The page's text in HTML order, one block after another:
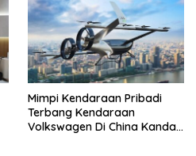
Mimpi Kendaraan Pribadi
Terbang Kendaraan
Volkswagen Di China Kandas